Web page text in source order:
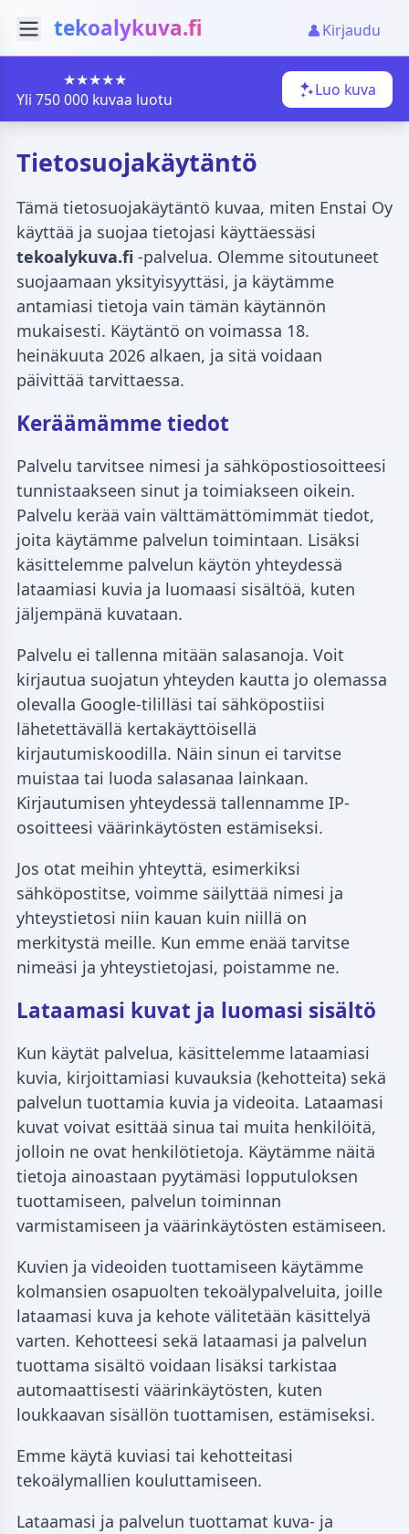
tekoalykuva.fi Kirjaudu
★★★★★
Yli 750 000 kuvaa luotu
Luo kuva
Tietosuojakäytäntö
Tämä tietosuojakäytäntö kuvaa, miten Enstai Oy
käyttää ja suojaa tietojasi käyttäessäsi
tekoalykuva.fi -palvelua. Olemme sitoutuneet
suojaamaan yksityisyyttäsi, ja käytämme
antamiasi tietoja vain tämän käytännön
mukaisesti. Käytäntö on voimassa 18.
heinäkuuta 2026 alkaen, ja sitä voidaan
päivittää tarvittaessa.
Keräämämme tiedot
Palvelu tarvitsee nimesi ja sähköpostiosoitteesi
tunnistaakseen sinut ja toimiakseen oikein.
Palvelu kerää vain välttämättömimmät tiedot,
joita käytämme palvelun toimintaan. Lisäksi
käsittelemme palvelun käytön yhteydessä
lataamiasi kuvia ja luomaasi sisältöä, kuten
jäljempänä kuvataan.
Palvelu ei tallenna mitään salasanoja. Voit
kirjautua suojatun yhteyden kautta jo olemassa
olevalla Google-tililläsi tai sähköpostiisi
lähetettävällä kertakäyttöisellä
kirjautumiskoodilla. Näin sinun ei tarvitse
muistaa tai luoda salasanaa lainkaan.
Kirjautumisen yhteydessä tallennamme IP-
osoitteesi väärinkäytösten estämiseksi.
Jos otat meihin yhteyttä, esimerkiksi
sähköpostitse, voimme säilyttää nimesi ja
yhteystietosi niin kauan kuin niillä on
merkitystä meille. Kun emme enää tarvitse
nimeäsi ja yhteystietojasi, poistamme ne.
Lataamasi kuvat ja luomasi sisältö
Kun käytät palvelua, käsittelemme lataamiasi
kuvia, kirjoittamiasi kuvauksia (kehotteita) sekä
palvelun tuottamia kuvia ja videoita. Lataamasi
kuvat voivat esittää sinua tai muita henkilöitä,
jolloin ne ovat henkilötietoja. Käytämme näitä
tietoja ainoastaan pyytämäsi lopputuloksen
tuottamiseen, palvelun toiminnan
varmistamiseen ja väärinkäytösten estämiseen.
Kuvien ja videoiden tuottamiseen käytämme
kolmansien osapuolten tekoälypalveluita, joille
lataamasi kuva ja kehote välitetään käsittelyä
varten. Kehotteesi sekä lataamasi ja palvelun
tuottama sisältö voidaan lisäksi tarkistaa
automaattisesti väärinkäytösten, kuten
loukkaavan sisällön tuottamisen, estämiseksi.
Emme käytä kuviasi tai kehotteitasi
tekoälymallien kouluttamiseen.
Lataamasi ja palvelun tuottamat kuva- ja